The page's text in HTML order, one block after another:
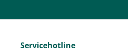
Servicehotline